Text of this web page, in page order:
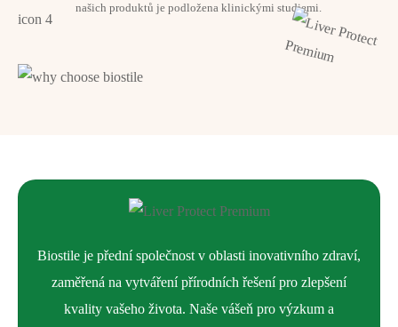
Zlatobýl obecný
přispívá k normální funkci močových cest a
Přeslička rolnípřispívá k normální funkci močových cest,
ledvin kostí a kloubů.
Medvědice lékařskápodporuje normální činnost močového
měchýře, působí močopudně a podporuje normální činnost
ledvin.
našich produktů je podložena klinickými studiemi.
Biostile je přední společnost v oblasti inovativního zdraví,
zaměřená na vytváření přírodních řešení pro zlepšení
kvality vašeho života. Naše vášeň pro výzkum a
PŘIHLÁSIT SE K ODBĚRU
Přihlášením k odběru newsletteru souhlasíte s všeobecnými
obchodními podmínkami.